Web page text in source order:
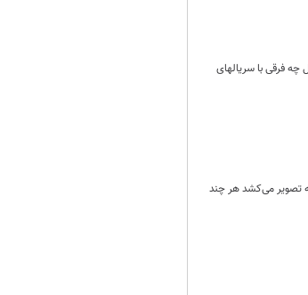
چه فرقی با سریالهای
تصویر می‌کشد هر چند